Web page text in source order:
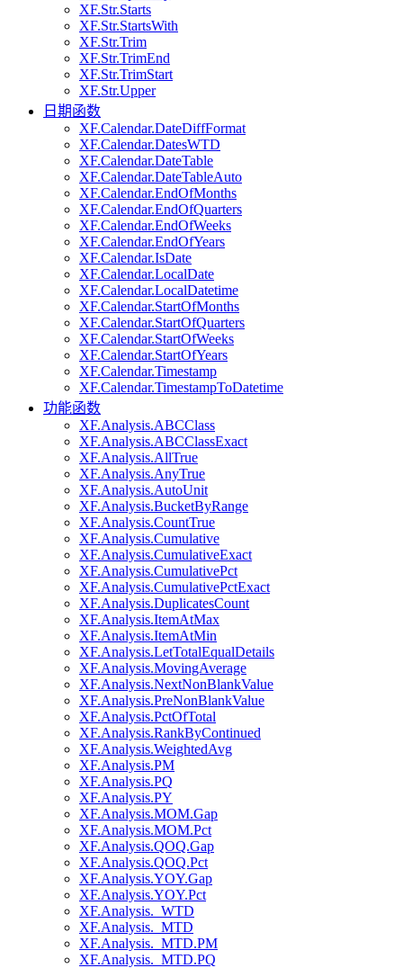
XF.Str.Starts
XF.Str.StartsWith
XF.Str.Trim
XF.Str.TrimEnd
XF.Str.TrimStart
XF.Str.Upper
日期函数
XF.Calendar.DateDiffFormat
XF.Calendar.DatesWTD
XF.Calendar.DateTable
XF.Calendar.DateTableAuto
XF.Calendar.EndOfMonths
XF.Calendar.EndOfQuarters
XF.Calendar.EndOfWeeks
XF.Calendar.EndOfYears
XF.Calendar.IsDate
XF.Calendar.LocalDate
XF.Calendar.LocalDatetime
XF.Calendar.StartOfMonths
XF.Calendar.StartOfQuarters
XF.Calendar.StartOfWeeks
XF.Calendar.StartOfYears
XF.Calendar.Timestamp
XF.Calendar.TimestampToDatetime
功能函数
XF.Analysis.ABCClass
XF.Analysis.ABCClassExact
XF.Analysis.AllTrue
XF.Analysis.AnyTrue
XF.Analysis.AutoUnit
XF.Analysis.BucketByRange
XF.Analysis.CountTrue
XF.Analysis.Cumulative
XF.Analysis.CumulativeExact
XF.Analysis.CumulativePct
XF.Analysis.CumulativePctExact
XF.Analysis.DuplicatesCount
XF.Analysis.ItemAtMax
XF.Analysis.ItemAtMin
XF.Analysis.LetTotalEqualDetails
XF.Analysis.MovingAverage
XF.Analysis.NextNonBlankValue
XF.Analysis.PreNonBlankValue
XF.Analysis.PctOfTotal
XF.Analysis.RankByContinued
XF.Analysis.WeightedAvg
XF.Analysis.PM
XF.Analysis.PQ
XF.Analysis.PY
XF.Analysis.MOM.Gap
XF.Analysis.MOM.Pct
XF.Analysis.QOQ.Gap
XF.Analysis.QOQ.Pct
XF.Analysis.YOY.Gap
XF.Analysis.YOY.Pct
XF.Analysis._WTD
XF.Analysis._MTD
XF.Analysis._MTD.PM
XF.Analysis._MTD.PQ